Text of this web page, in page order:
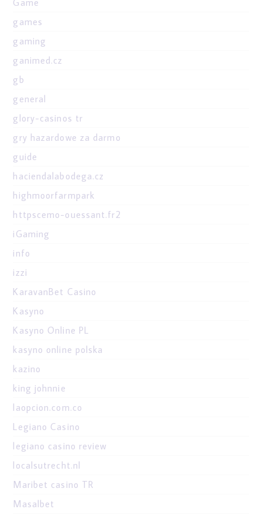
games
gaming
ganimed.cz
gb
general
glory-casinos tr
gry hazardowe za darmo
guide
haciendalabodega.cz
highmoorfarmpark
httpscemo-ouessant.fr2
iGaming
info
izzi
KaravanBet Casino
Kasyno
Kasyno Online PL
kasyno online polska
kazino
king johnnie
laopcion.com.co
Legiano Casino
legiano casino review
localsutrecht.nl
Maribet casino TR
Masalbet